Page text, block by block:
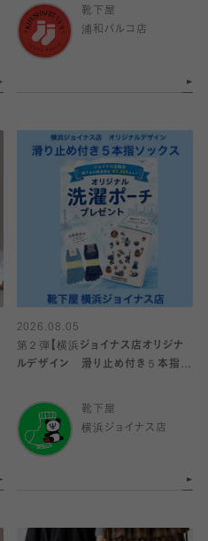
靴下屋
浦和パルコ店
2026.08.05
第２弾【横浜ジョイナス店オリジナ
ルデザイン 滑り止め付き５本指ソ
靴下屋
横浜ジョイナス店